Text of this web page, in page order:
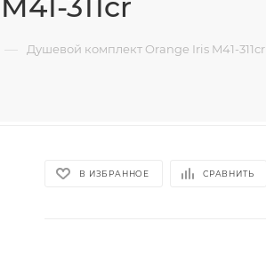
— Душевой комплект Orange Iris M41-311cr
В ИЗБРАННОЕ СРАВНИТЬ